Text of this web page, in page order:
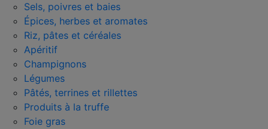
Sels, poivres et baies
Épices, herbes et aromates
Riz, pâtes et céréales
Apéritif
Champignons
Légumes
Pâtés, terrines et rillettes
Produits à la truffe
Foie gras